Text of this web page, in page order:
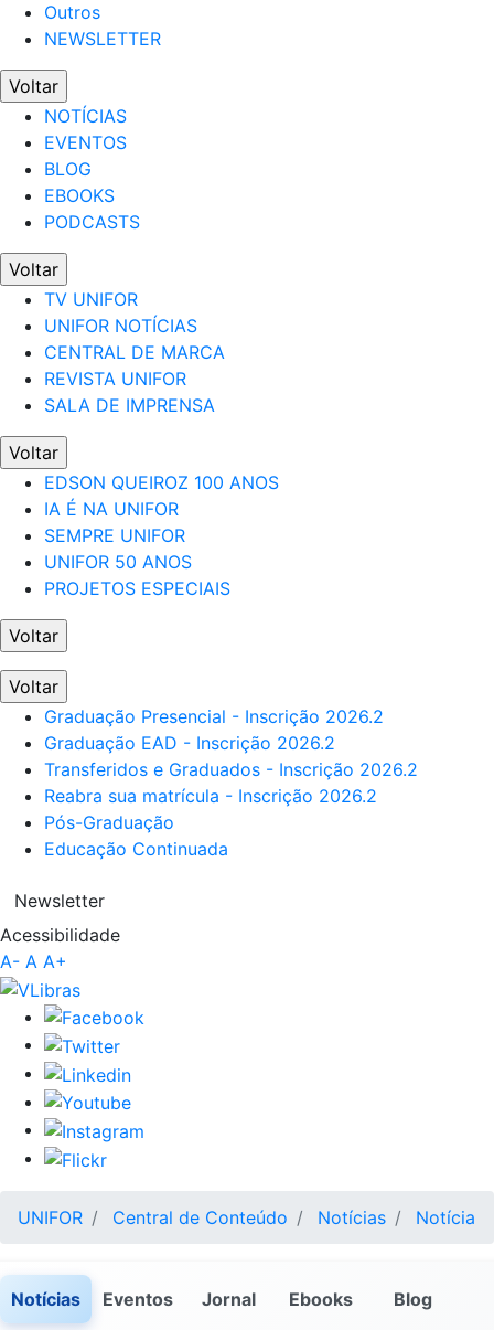
Outros
NEWSLETTER
Voltar
NOTÍCIAS
EVENTOS
BLOG
EBOOKS
PODCASTS
Voltar
TV UNIFOR
UNIFOR NOTÍCIAS
CENTRAL DE MARCA
REVISTA UNIFOR
SALA DE IMPRENSA
Voltar
EDSON QUEIROZ 100 ANOS
IA É NA UNIFOR
SEMPRE UNIFOR
UNIFOR 50 ANOS
PROJETOS ESPECIAIS
Voltar
Voltar
Graduação Presencial - Inscrição 2026.2
Graduação EAD - Inscrição 2026.2
Transferidos e Graduados - Inscrição 2026.2
Reabra sua matrícula - Inscrição 2026.2
Pós-Graduação
Educação Continuada
Newsletter
Acessibilidade
A- A A+
UNIFOR Central de Conteúdo Notícias Notícia
Notícias Eventos Jornal Ebooks Blog